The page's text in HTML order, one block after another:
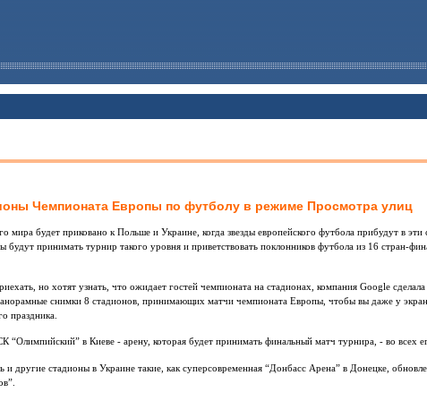
Чемпионата Европы по футболу в режиме Просмотра улиц
мира будет приковано к Польше и Украине, когда звезды европейского футбола прибудут в
будут принимать турнир такого уровня и приветствовать поклонников футбола из 16 стран-
но хотят узнать, что ожидает гостей чемпионата на стадионах, компания Google
снимки 8 стадионов, принимающих матчи чемпионата Европы, чтобы вы даже у
праздника.
“Олимпийский” в Киеве - арену, которая будет принимать финальный матч турнира, - во всех
и другие стадионы в Украине такие, как суперсовременная “Донбасс Арена” в Донецке,